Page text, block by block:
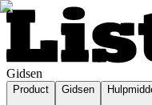
Gidsen
Product Gidsen